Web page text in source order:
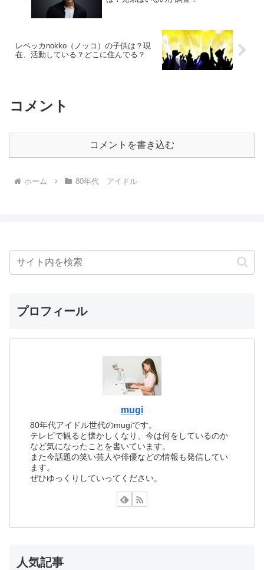
レベッカnokko（ノッコ）の子供は？現
在、活動している？どこに住んでる？
コメント
コメントを書き込む
ホーム 80年代 アイドル
プロフィール
mugi
80年代アイドル世代のmugiです。
テレビで観ると懐かしくなり、今は何をしているのか
など気になったことを書いています。
また今話題の笑い芸人や俳優などの情報も発信してい
ます。
ぜひゆっくりしていってください。
人気記事